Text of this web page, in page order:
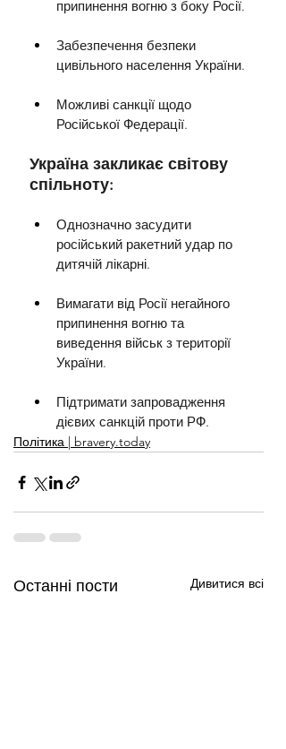
припинення вогню з боку Росії.
Забезпечення безпеки
цивільного населення України.
Можливі санкції щодо
Російської Федерації.
Україна закликає світову
спільноту:
Однозначно засудити
російський ракетний удар по
дитячій лікарні.
Вимагати від Росії негайного
припинення вогню та
виведення військ з території
України.
Підтримати запровадження
дієвих санкцій проти РФ.
Політика | bravery.today
Останні пости Дивитися всі